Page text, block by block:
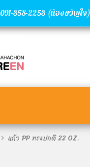
091-858-2258 (น้องขวัญใจ)
แก้ว PP ทรงปกติ 22 OZ.